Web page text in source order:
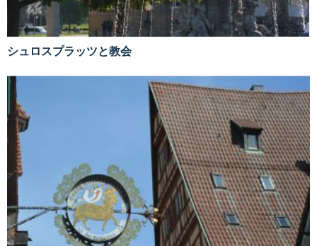
シュロスプラッツと教会